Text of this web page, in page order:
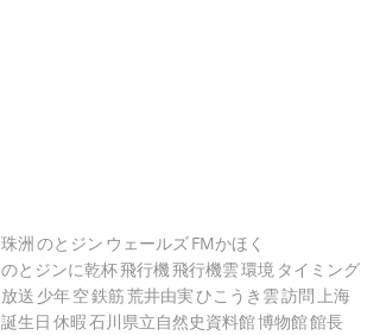
珠洲のとジン ウェールズFMかほく
のとジンに乾杯飛行機飛行機雲環境 タイミング
放送 少年空鉄筋荒井由実 ひこうき雲訪問 上海
誕生日 休暇石川県立自然史資料館博物館館長